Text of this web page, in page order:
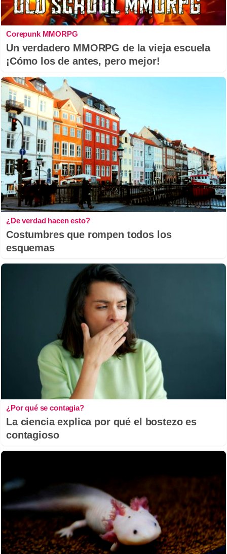
Corepunk MMORPG
Un verdadero MMORPG de la vieja escuela
¡Cómo los de antes, pero mejor!
¿De verdad hacen esto?
Costumbres que rompen todos los
esquemas
¿Por qué se contagia?
La ciencia explica por qué el bostezo es
contagioso